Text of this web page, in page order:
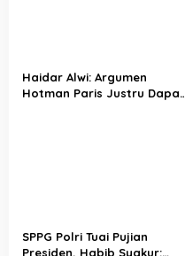
Haidar Alwi: Argumen
Hotman Paris Justru Dapat
SPPG Polri Tuai Pujian
Presiden, Habib Syakur: